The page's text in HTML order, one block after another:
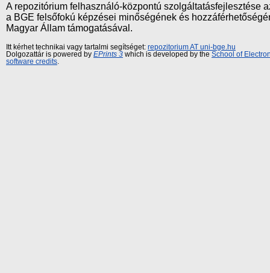
A repozitórium felhasználó-központú szolgáltatásfejlesztése
a BGE felsőfokú képzései minőségének és
Magyar Állam támogatásával.
Itt kérhet technikai vagy tartalmi segítséget: repozitorium AT uni-bge.hu
Dolgozattár is powered by EPrints 3 which is developed by the School of
software credits